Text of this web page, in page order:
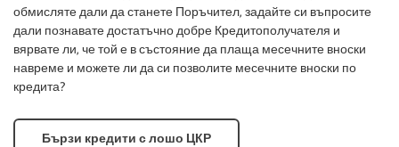
обмисляте дали да станете Поръчител, задайте си въпросите
дали познавате достатъчно добре Кредитополучателя и
вярвате ли, че той е в състояние да плаща месечните вноски
навреме и можете ли да си позволите месечните вноски по
кредита?
Бързи кредити с лошо ЦКР